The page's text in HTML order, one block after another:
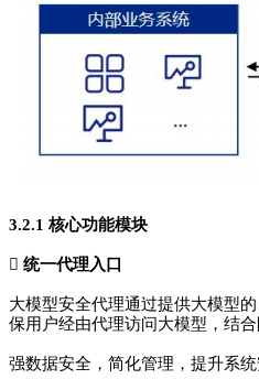
3.2.1 核心功能模块
 统一代理入口
大模型安全代理通过提供大模型
保用户经由代理访问大模型，结
强数据安全，简化管理，提升系统